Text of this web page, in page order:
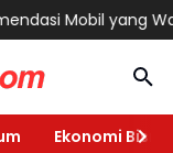
Mobil yang
Ekonomi Bisnis